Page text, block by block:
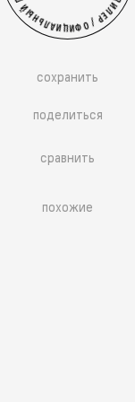
сохранить
поделиться
сравнить
похожие